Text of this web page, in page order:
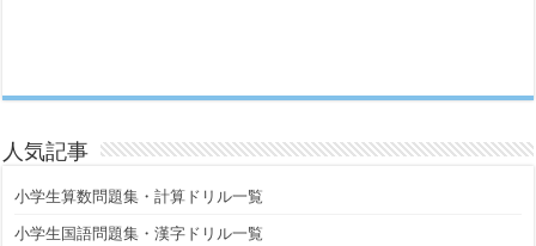
人気記事
小学生算数問題集・計算ドリル一覧
小学生国語問題集・漢字ドリル一覧